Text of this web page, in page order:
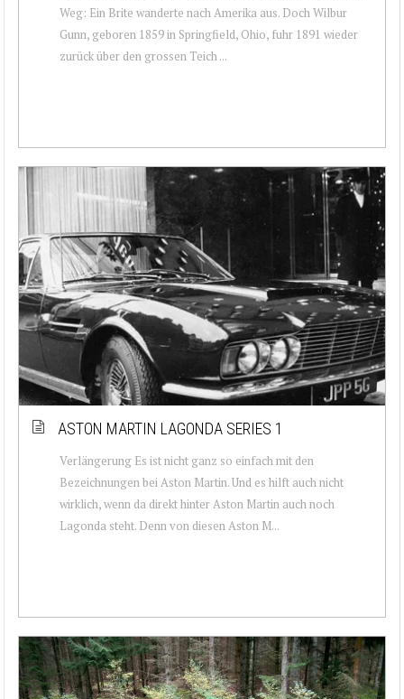
Weg: Ein Brite wanderte nach Amerika aus. Doch Wilbur
Gunn, geboren 1859 in Springfield, Ohio, fuhr 1891 wieder
zurück über den grossen Teich ...
ASTON MARTIN LAGONDA SERIES 1
Verlängerung Es ist nicht ganz so einfach mit den
Bezeichnungen bei Aston Martin. Und es hilft auch nicht
wirklich, wenn da direkt hinter Aston Martin auch noch
Lagonda steht. Denn von diesen Aston M...